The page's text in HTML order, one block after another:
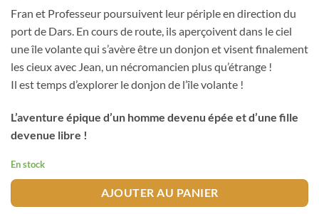
Fran et Professeur poursuivent leur périple en direction du
port de Dars. En cours de route, ils aperçoivent dans le ciel
une île volante qui s’avère être un donjon et visent finalement
les cieux avec Jean, un nécromancien plus qu’étrange !
Il est temps d’explorer le donjon de l’île volante !
L’aventure épique d’un homme devenu épée et d’une fille
devenue libre !
En stock
AJOUTER AU PANIER